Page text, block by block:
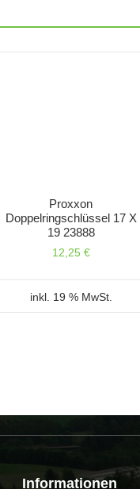
Proxxon
Doppelringschlüssel 17 X
19 23888
12,25 €
inkl. 19 % MwSt.
Informationen